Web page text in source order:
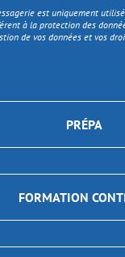
est uniquement
à la protection des
de vos données et vos
PRÉPA
FORMATION